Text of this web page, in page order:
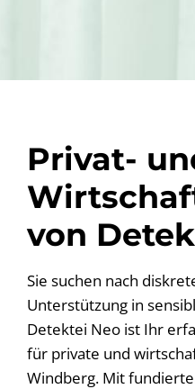
Privat-
von
Sie suchen nach
Unterstützung in
Detektei Neo ist Ihr
für private und
Windberg. Mit